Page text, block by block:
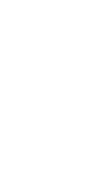
dienen,
die als
mit Gas
zulässigen
ausgelegt sind,
und
der Herstellung,
Hohlräumen